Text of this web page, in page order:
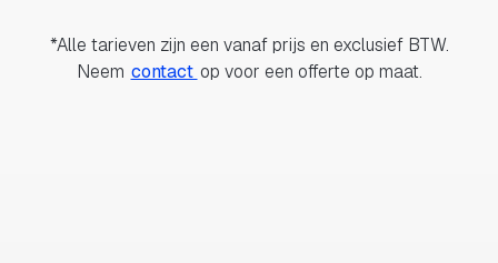
*Alle tarieven zijn een vanaf prijs en exclusief BTW.
Neem contact op voor een offerte op maat.